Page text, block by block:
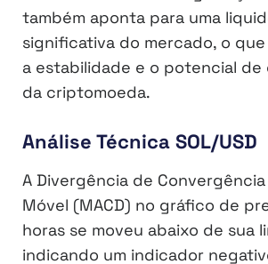
também aponta para uma
significativa do mercado, o
a estabilidade e o potencial de
da criptomoeda.
Análise Técnica SOL/USD
A Divergência de
Móvel (MACD) no gráfico de
horas se moveu abaixo de sua
indicando um indicador